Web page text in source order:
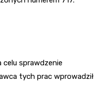
sprawdzenie
tych prac wprowadził